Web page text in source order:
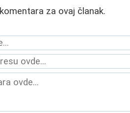
za ovaj članak.